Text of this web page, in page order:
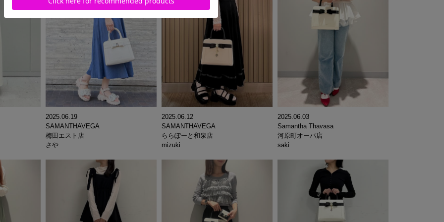
2025.06.19
SAMANTHAVEGA
梅田エスト店
さや
2025.06.12
SAMANTHAVEGA
ららぽーと和泉店
mizuki
2025.06.03
Samantha Thavasa
河原町オーパ店
saki